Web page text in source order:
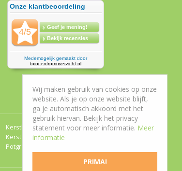
Kerstboom Roden
Kerst Groningen
Potgrond Leek
PRIMA!
Wij maken gebruik van cookies op onze
website. Als je op onze website blijft,
ga je automatisch akkoord met het
gebruik hiervan. Bekijk het privacy
statement voor meer informatie. Meer
informatie